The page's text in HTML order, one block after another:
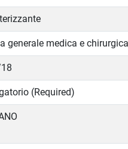
generale medica e chirurgica
(Required)